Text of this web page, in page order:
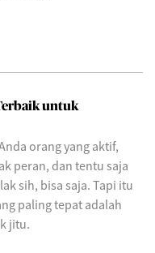
untuk
orang yang aktif,
peran, dan tentu saja
sih, bisa saja. Tapi itu
paling tepat adalah
jitu.